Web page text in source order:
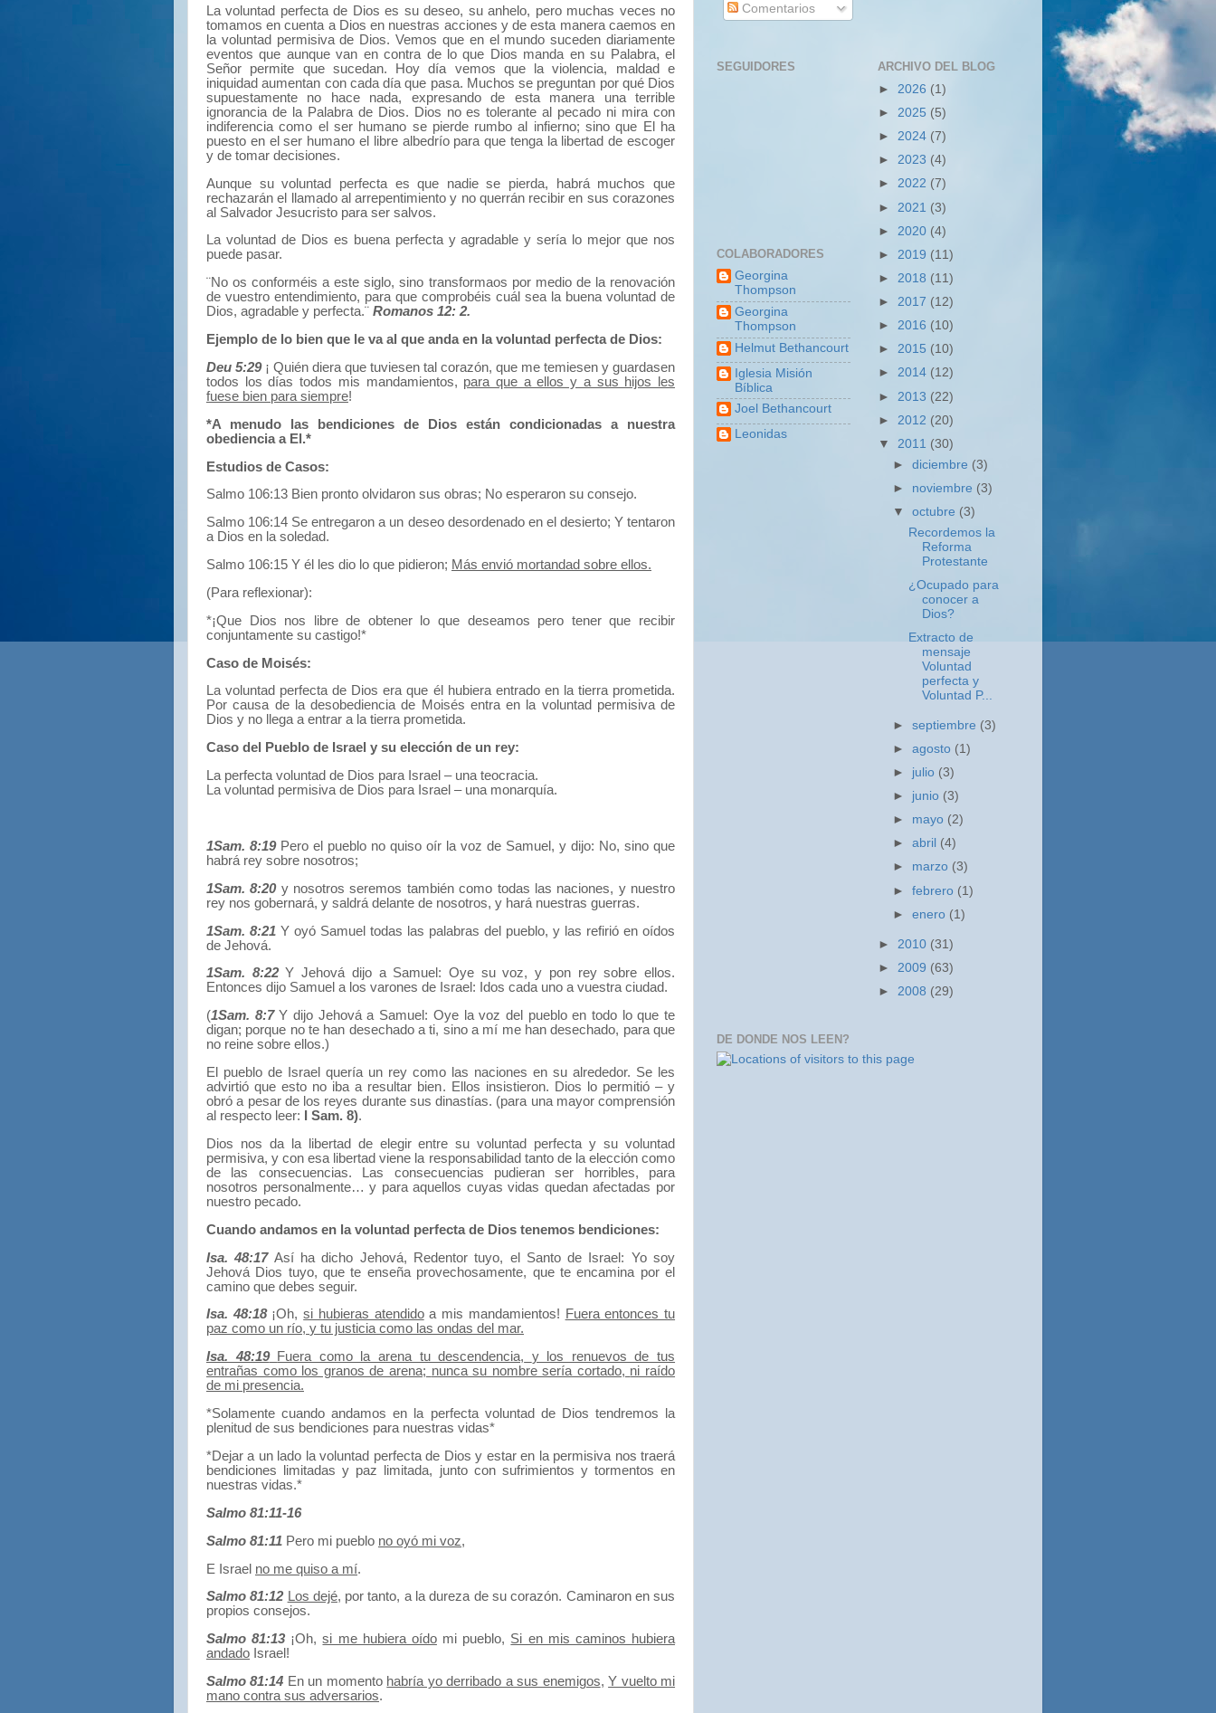
La voluntad perfecta de Dios es su deseo, su anhelo, pero muchas veces no
tomamos en cuenta a Dios en nuestras acciones y de esta manera caemos en
la voluntad permisiva de Dios. Vemos que en el mundo suceden diariamente
eventos que aunque van en contra de lo que Dios manda en su Palabra, el
Señor permite que sucedan.
Hoy día vemos que la violencia, maldad e
iniquidad aumentan con cada día que pasa. Muchos se preguntan por qué Dios
supuestamente no hace nada, expresando de esta manera una terrible
ignorancia de la Palabra de Dios. Dios no es tolerante al pecado ni mira con
indiferencia como el ser humano se pierde rumbo al infierno; sino que El ha
puesto en el ser humano el libre albedrío para que tenga la libertad de escoger
y de tomar decisiones.
Aunque su voluntad perfecta es que nadie se pierda, habrá muchos que
rechazarán el llamado al arrepentimiento y no querrán recibir en sus corazones
al Salvador Jesucristo para ser salvos.
La voluntad de Dios es buena perfecta y agradable y sería lo mejor que nos
puede pasar.
¨No os conforméis a este siglo, sino transformaos por medio de la renovación
de vuestro entendimiento, para que comprobéis cuál sea la buena voluntad de
Dios, agradable y perfecta.¨ Romanos 12: 2.
Ejemplo de lo bien que le va al que anda en la voluntad perfecta de Dios:
Deu 5:29 ¡ Quién diera que tuviesen tal corazón, que me temiesen y guardasen
todos los días todos mis mandamientos, para que a ellos y a sus hijos les
fuese bien para siempre!
*A menudo las bendiciones de Dios están condicionadas a nuestra
obediencia a El.*
Estudios de Casos:
Salmo 106:13 Bien pronto olvidaron sus obras; No esperaron su consejo.
Salmo 106:14 Se entregaron a un deseo desordenado en el desierto; Y tentaron
a Dios en la soledad.
Salmo 106:15 Y él les dio lo que pidieron; Más envió mortandad sobre ellos.
(Para reflexionar):
*¡Que Dios nos libre de obtener lo que deseamos pero tener que recibir
conjuntamente su castigo!*
Caso de Moisés:
La voluntad perfecta de Dios era que él hubiera entrado en la tierra prometida.
Por causa de la desobediencia de Moisés entra en la voluntad permisiva de
Dios y no llega a entrar a la tierra prometida.
Caso del Pueblo de Israel y su elección de un rey:
La perfecta voluntad de Dios para Israel – una teocracia.
La voluntad permisiva de Dios para Israel – una monarquía.
1Sam. 8:19 Pero el pueblo no quiso oír la voz de Samuel, y dijo: No, sino que
habrá rey sobre nosotros;
1Sam. 8:20 y nosotros seremos también como todas las naciones, y nuestro
rey nos gobernará, y saldrá delante de nosotros, y hará nuestras guerras.
1Sam. 8:21 Y oyó Samuel todas las palabras del pueblo, y las refirió en oídos
de Jehová.
1Sam. 8:22 Y Jehová dijo a Samuel: Oye su voz, y pon rey sobre ellos.
Entonces dijo Samuel a los varones de Israel: Idos cada uno a vuestra ciudad.
(1Sam. 8:7 Y dijo Jehová a Samuel: Oye la voz del pueblo en todo lo que te
digan; porque no te han desechado a ti, sino a mí me han desechado, para que
no reine sobre ellos.)
El pueblo de Israel quería un rey como las naciones en su alrededor. Se les
advirtió que esto no iba a resultar bien. Ellos insistieron. Dios lo permitió – y
obró a pesar de los reyes durante sus dinastías. (para una mayor comprensión
al respecto leer:
I Sam. 8).
Dios nos da la libertad de elegir entre su voluntad perfecta y su voluntad
permisiva, y con esa libertad viene la responsabilidad tanto de la elección como
de las consecuencias. Las consecuencias pudieran ser horribles, para
nosotros personalmente… y para aquellos cuyas vidas quedan afectadas por
nuestro pecado.
Cuando andamos en la voluntad perfecta de Dios tenemos bendiciones:
Isa. 48:17 Así ha dicho Jehová, Redentor tuyo, el Santo de Israel: Yo soy
Jehová Dios tuyo, que te enseña provechosamente, que te encamina por el
camino que debes seguir.
Isa. 48:18 ¡Oh, si hubieras atendidoa mis mandamientos! Fuera entonces tu
paz como un río, y tu justicia como las ondas del mar.
Isa. 48:19
Fuera como la arena tu descendencia,
y los renuevos de tus
entrañas como los granos de arena; nunca su nombre sería cortado, ni raído
de mi presencia.
*Solamente cuando andamos en la perfecta voluntad de Dios tendremos la
plenitud de sus bendiciones para nuestras vidas*
*Dejar a un lado la voluntad perfecta de Dios y estar en la permisiva nos traerá
bendiciones limitadas y paz limitada, junto con sufrimientos y tormentos en
nuestras vidas.*
Salmo 81:11-16
Salmo 81:11 Pero mi pueblo no oyó mi voz,
E Israel no me quiso a mí.
Salmo 81:12 Los dejé, por tanto, a la dureza de su corazón. Caminaron en sus
propios consejos.
Salmo 81:13 ¡Oh, si me hubiera oídomi pueblo, Si en mis caminos hubiera
andado Israel!
Salmo 81:14 En un momento habría yo derribado a sus enemigos,Y vuelto mi
mano contra sus adversarios.
Comentarios
SEGUIDORES
COLABORADORES
Georgina
Thompson
Georgina
Thompson
Helmut Bethancourt
Iglesia Misión
Bíblica
Joel Bethancourt
Leonidas
ARCHIVO DEL BLOG
► 2026 (1)
► 2025 (5)
► 2024 (7)
► 2023 (4)
► 2022 (7)
► 2021 (3)
► 2020 (4)
► 2019 (11)
► 2018 (11)
► 2017 (12)
► 2016 (10)
► 2015 (10)
► 2014 (12)
► 2013 (22)
► 2012 (20)
▼ 2011 (30)
►diciembre (3)
► noviembre (3)
▼octubre (3)
Recordemos la
Reforma
Protestante
¿Ocupado para
conocer a
Dios?
Extracto de
mensaje
Voluntad
perfecta y
Voluntad P...
►septiembre (3)
►agosto (1)
► julio (3)
► junio (3)
► mayo (2)
►abril (4)
► marzo (3)
►febrero (1)
►enero (1)
► 2010 (31)
► 2009 (63)
► 2008 (29)
DE DONDE NOS LEEN?